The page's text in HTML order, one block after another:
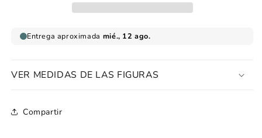
VER MEDIDAS DE LAS FIGURAS
Compartir